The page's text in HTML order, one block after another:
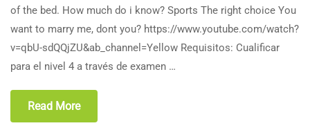
of the bed. How much do i know? Sports The right choice You
want to marry me, dont you? https://www.youtube.com/watch?
v=qbU-sdQQjZU&ab_channel=Yellow Requisitos: Cualificar
para el nivel 4 a través de examen …
Read More